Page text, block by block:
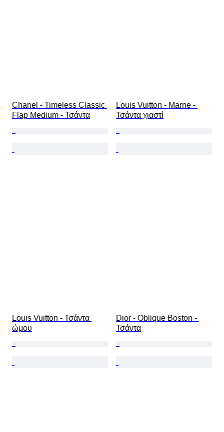
Chanel - Timeless Classic
Flap Medium - Τσάντα
Louis Vuitton - Marne -
Τσάντα χιαστί
Louis Vuitton - Τσάντα
ώμου
Dior - Oblique Boston -
Τσάντα